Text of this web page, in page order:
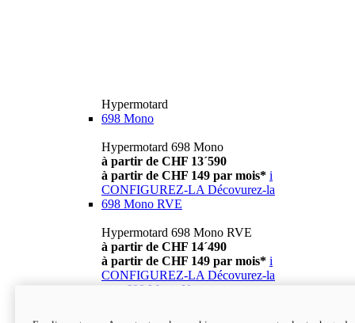
Hypermotard
698 Mono
Hypermotard 698 Mono
à partir de CHF 13´590
à partir de CHF 149 par mois* i
CONFIGUREZ-LA Décovurez-la
698 Mono RVE
Hypermotard 698 Mono RVE
à partir de CHF 14´490
à partir de CHF 149 par mois* i
CONFIGUREZ-LA Décovurez-la
698 Mono Nera
Hypermotard 698 Mono Nera